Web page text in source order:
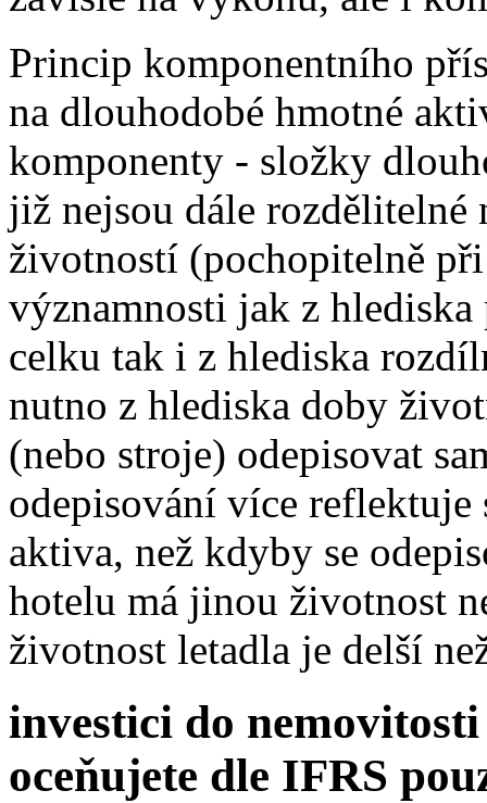
Princip komponentního
na dlouhodobé hmotné
komponenty - složky
již nejsou dále rozdělitelné
životností (pochopitelně
významnosti jak z
celku tak i z hlediska
nutno z hlediska doby
(nebo stroje) odepisovat
odepisování více
aktiva, než kdyby se
hotelu má jinou životnost
životnost letadla je delší
investici do
oceňujete dle IFRS